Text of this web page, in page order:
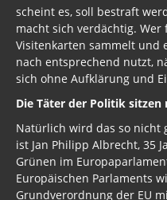
scheint es, soll bestraft
macht sich verdächtig.
Visitenkarten sammelt und
nach entsprechend nutzt,
sich ohne Aufklärung und
Die Täter der Politik sitzen
Natürlich wird das so nicht
ist Jan Philipp Albrecht, 35
Grünen im
Europäischen Parlaments
Grundverordnung der EU